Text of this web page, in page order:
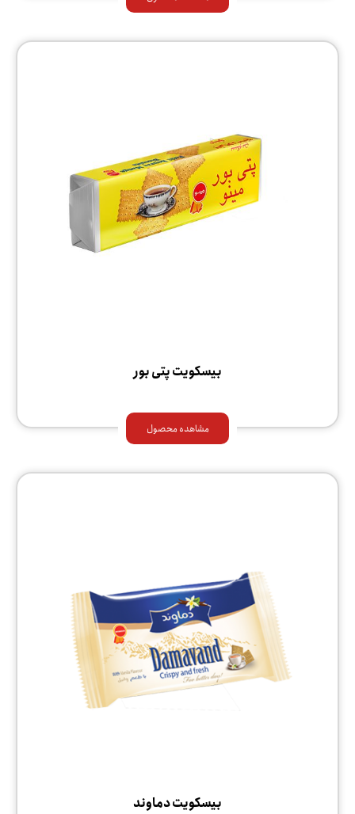
بیسکویت پتی بور
مشاهده محصول
بیسکویت دماوند